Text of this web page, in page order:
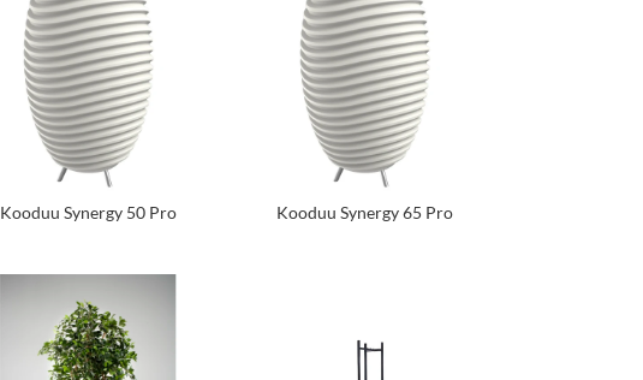
Kooduu Synergy 50 Pro Kooduu Synergy 65 Pro